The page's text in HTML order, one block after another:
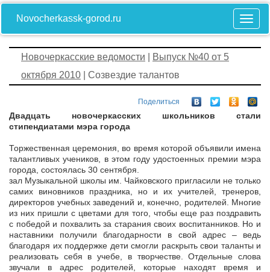
Novocherkassk-gorod.ru
Новочеркасские ведомости
Выпуск №40 от 5
октября 2010 | Созвездие талантов
Поделиться
Двадцать новочеркасских школьников стали
стипендиатами мэра города
Торжественная церемония, во время которой объявили имена
талантливых учеников, в этом году удостоенных премии мэра
города, состоялась 30 сентября.
зал Музыкальной школы им. Чайковского пригласили не только
самих виновников праздника, но и их учителей, тренеров,
директоров учебных заведений и, конечно, родителей. Многие
из них пришли с цветами для того, чтобы еще раз поздравить
с победой и похвалить за старания своих воспитанников. Но и
наставники получили благодарности в свой адрес – ведь
благодаря их поддержке дети смогли раскрыть свои таланты и
реализовать себя в учебе, в творчестве. Отдельные слова
звучали в адрес родителей, которые находят время и